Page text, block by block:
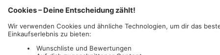
Wir akzeptieren